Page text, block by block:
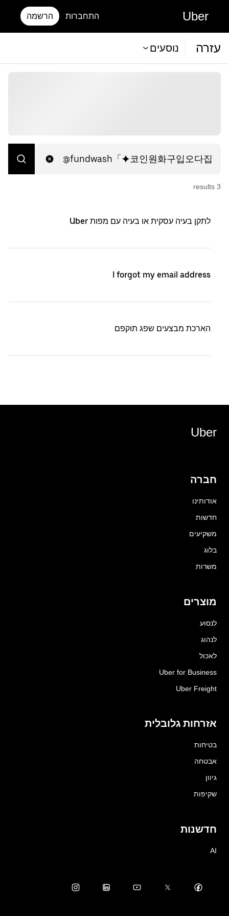
Uber התחברות הרשמה
עזרה נוסעים
3
s
לתקן בעיה עסקית או בעיה עם מפות Uber
I forgot my email address
הארכת מבצעים שפג תוקפם
Uber
חברה
אודותינו
חדשות
משקיעים
בלוג
משרות
מוצרים
לנסוע
לנהוג
לאכול
Uber for Business
Uber Freight
אזרחות גלובלית
בטיחות
אבטחה
גיוון
שקיפות
חדשנות
AI